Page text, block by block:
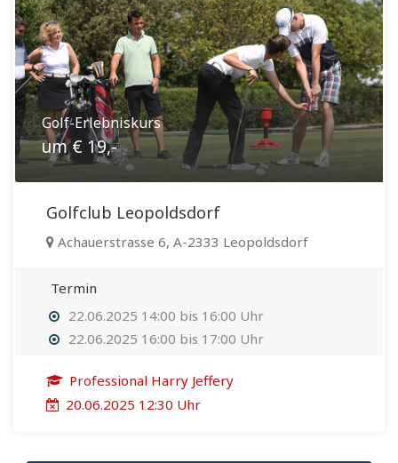
Golf-Erlebniskurs
um € 19,-
Golfclub Leopoldsdorf
Achauerstrasse 6, A-2333 Leopoldsdorf
Termin
22.06.2025 14:00 bis 16:00 Uhr
22.06.2025 16:00 bis 17:00 Uhr
Professional Harry Jeffery
20.06.2025 12:30 Uhr